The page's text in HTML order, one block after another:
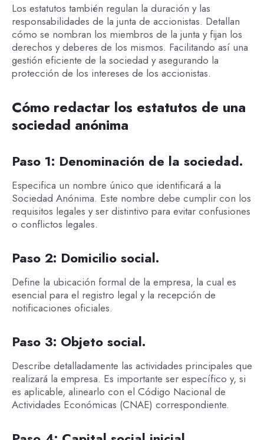
Los estatutos también regulan la duración y las
responsabilidades de la junta de accionistas. Detallan
cómo se nombran los miembros de la junta y fijan los
derechos y deberes de los mismos. Facilitando así una
gestión eficiente de la sociedad y asegurando la
protección de los intereses de los accionistas.
Cómo redactar los estatutos de una
sociedad anónima
Paso 1: Denominación de la sociedad.
Especifica un nombre único que identificará a la
Sociedad Anónima. Este nombre debe cumplir con los
requisitos legales y ser distintivo para evitar confusiones
o conflictos legales.
Paso 2: Domicilio social.
Define la ubicación formal de la empresa, la cual es
esencial para el registro legal y la recepción de
notificaciones oficiales.
Paso 3: Objeto social.
Describe detalladamente las actividades principales que
realizará la empresa. Es importante ser específico y, si
es aplicable, alinearlo con el Código Nacional de
Actividades Económicas (CNAE) correspondiente.